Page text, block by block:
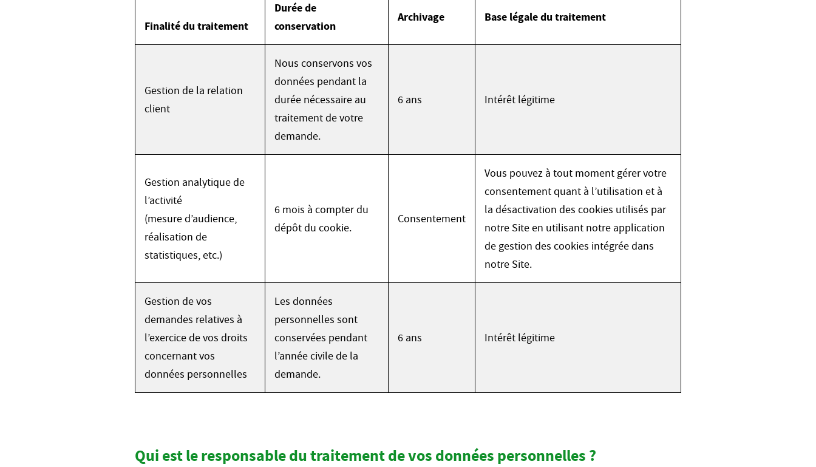
Finalité du traitement
Durée de
conservation
Archivage Base légale du traitement
Gestion de la relation
client
Nous conservons vos
données pendant la
durée nécessaire au
traitement de votre
demande.
6 ans Intérêt légitime
Gestion analytique de
l’activité
(mesure d’audience,
réalisation de
statistiques, etc.)
6 mois à compter du
dépôt du cookie.
Consentement
Vous pouvez à tout moment gérer votre
consentement quant à l’utilisation et à
la désactivation des cookies utilisés par
notre Site en utilisant notre application
de gestion des cookies intégrée dans
notre Site.
Gestion de vos
demandes relatives à
l’exercice de vos droits
concernant vos
données personnelles
Les données
personnelles sont
conservées pendant
l’année civile de la
demande.
6 ans Intérêt légitime
Qui est le responsable du traitement de vos données personnelles ?